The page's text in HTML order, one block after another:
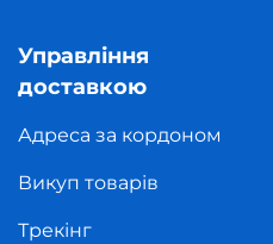
Управління
доставкою
Адреса за кордоном
Викуп товарів
Трекінг